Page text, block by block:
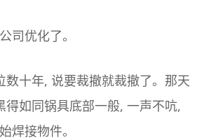
司优化了。
数十年, 说要裁撤就裁撤了。那天
得如同锅具底部一般, 一声不吭,
焊接物件。